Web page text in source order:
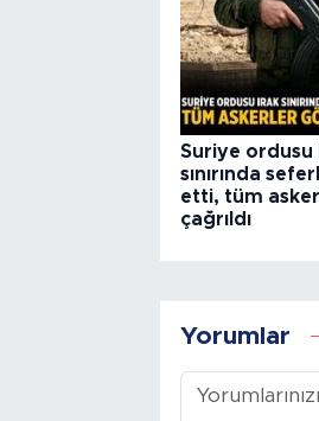
Suriye ordusu
sınırında
etti, tüm
çağrıldı
Yorumlar